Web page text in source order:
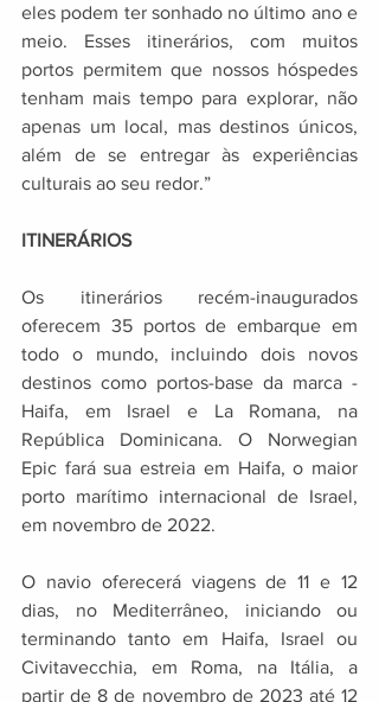
eles podem ter sonhado no último ano e
meio. Esses itinerários, com muitos
portos permitem que nossos hóspedes
tenham mais tempo para explorar, não
apenas um local, mas destinos únicos,
além de se entregar às experiências
culturais ao seu redor.”
ITINERÁRIOS
Os itinerários recém-inaugurados
oferecem 35 portos de embarque em
todo o mundo, incluindo dois novos
destinos como portos-base da marca -
Haifa, em Israel e La Romana, na
República Dominicana. O Norwegian
Epic fará sua estreia em Haifa, o maior
porto marítimo internacional de Israel,
em novembro de 2022.
O navio oferecerá viagens de 11 e 12
dias, no Mediterrâneo, iniciando ou
terminando tanto em Haifa, Israel ou
Civitavecchia, em Roma, na Itália, a
partir de 8 de novembro de 2023 até 12